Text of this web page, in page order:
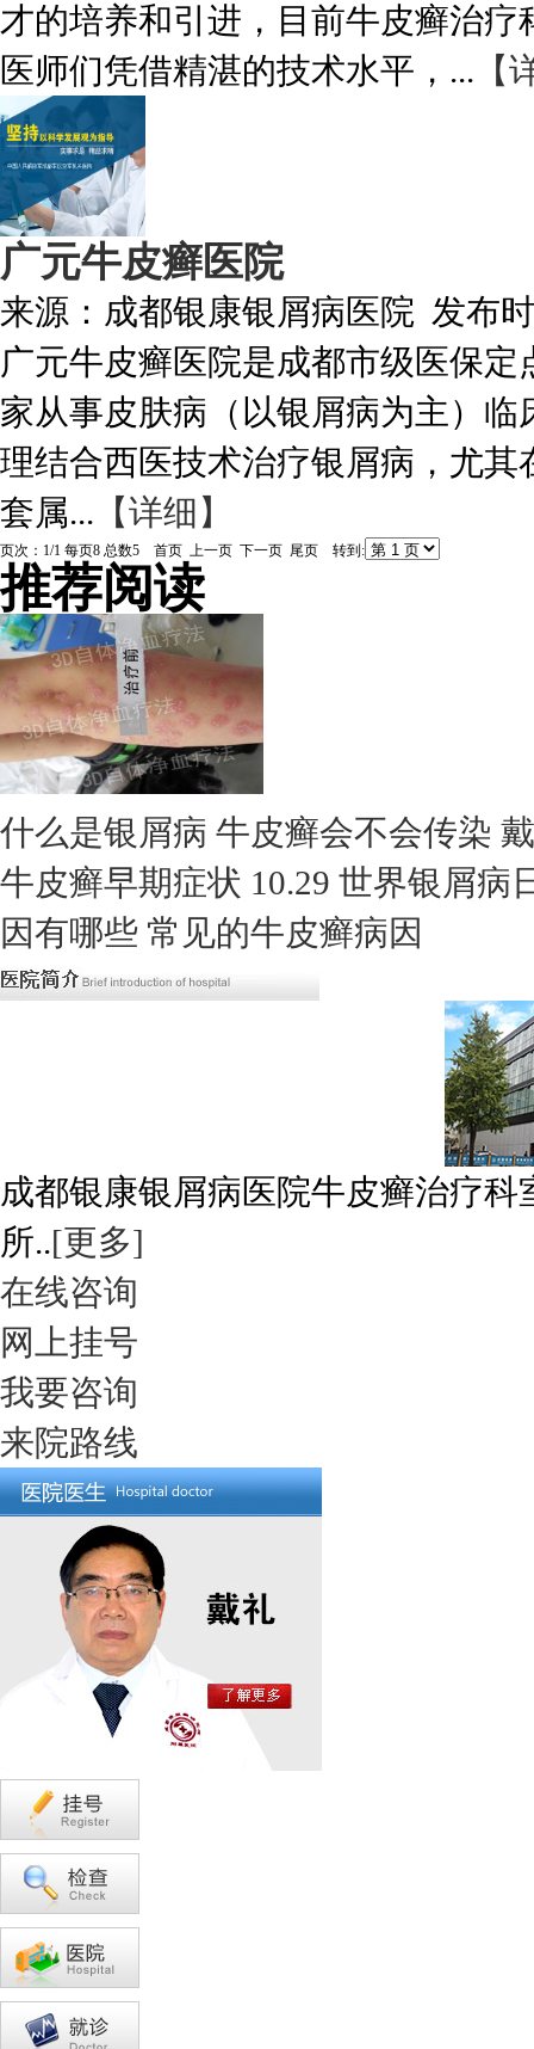
才的培养和引进，目前牛皮癣治
医师们凭借精湛的技术水平，... 【
广元牛皮癣医院
来源： 成都银康银屑病医院 发布
广元牛皮癣医院是成都市级医保
家从事皮肤病（以银屑病为主）
理结合西医技术治疗银屑病，尤
套属... 【详细】
页次：1/1 每页8 总数5 首页 上一页 下一页 尾页 转到:
推荐阅读
什么是银屑病 牛皮癣会不会传染
牛皮癣早期症状 10.29 世界银屑病
因有哪些 常见的牛皮癣病因
成都银康银屑病医院牛皮癣治疗
所..[更多]
在线咨询
网上挂号
我要咨询
来院路线